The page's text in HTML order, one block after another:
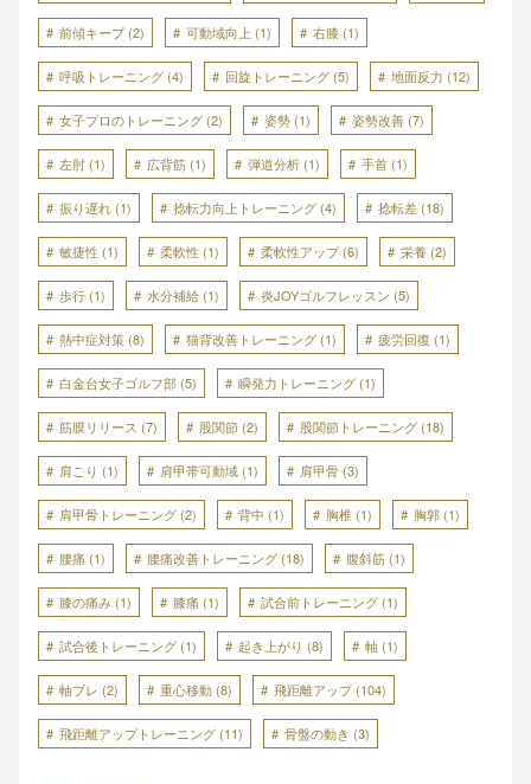
前傾キープ(2) 可動域向上 (1) 右膝 (1)
呼吸トレーニング (4) 回旋トレーニング (5) 地面反力 (12)
女子プロのトレーニング (2) 姿勢 (1) 姿勢改善 (7)
左肘 (1) 広背筋 (1) 弾道分析 (1) 手首 (1)
振り遅れ (1) 捻転力向上トレーニング (4) 捻転差 (18)
敏捷性 (1) 柔軟性 (1) 柔軟性アップ(6) 栄養 (2)
歩行 (1) 水分補給 (1) 炎JOYゴルフレッスン (5)
熱中症対策 (8) 猫背改善トレーニング (1) 疲労回復 (1)
白金台女子ゴルフ部 (5) 瞬発力トレーニング (1)
筋膜リリース (7) 股関節 (2) 股関節トレーニング (18)
肩こり (1) 肩甲帯可動域 (1) 肩甲骨 (3)
肩甲骨トレーニング (2) 背中 (1) 胸椎 (1) 胸郭 (1)
腰痛 (1) 腰痛改善トレーニング (18) 腹斜筋 (1)
膝の痛み (1) 膝痛 (1) 試合前トレーニング (1)
試合後トレーニング (1) 起き上がり (8) 軸 (1)
軸ブレ (2) 重心移動 (8) 飛距離アップ(104)
飛距離アップトレーニング (11) 骨盤の動き (3)